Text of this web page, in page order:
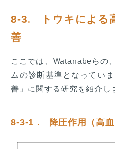
8-3. トウキによる
善
ここでは、Watanabeらの
ムの診断基準となってい
善」に関する研究を紹介し
8-3-1． 降圧作用（高血